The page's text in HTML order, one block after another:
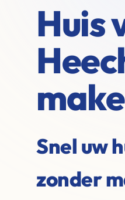
Huis
Snel uw
zonder